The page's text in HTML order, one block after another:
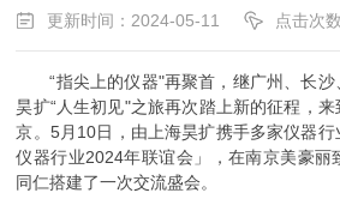
更新时间：2024-05-11 点击次
“指尖上的仪器"再聚首，继广州、长
昊扩“人生初见"之旅再次踏上新的征程，
京。 5月10日，由上海昊扩携手多家仪器
仪器行业2024年联谊会」，在南京美豪丽
同仁搭建了一次交流盛会。